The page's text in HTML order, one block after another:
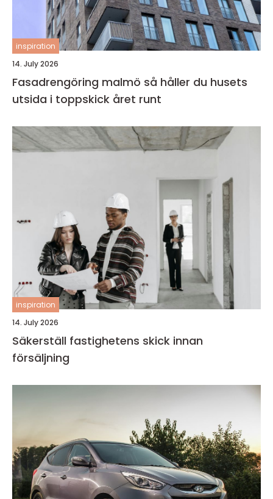
inspiration
14. July 2026
Fasadrengöring malmö så håller du husets
utsida i toppskick året runt
inspiration
14. July 2026
Säkerställ fastighetens skick innan
försäljning